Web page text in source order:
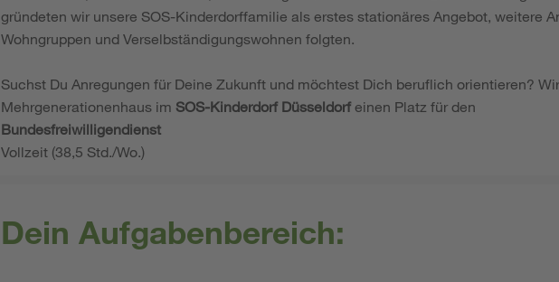
gründeten wir unsere SOS-Kinderdorffamilie als erstes stationäres Angebot, weitere
Wohngruppen und Verselbständigungswohnen folgten.
Suchst Du Anregungen für Deine Zukunft und möchtest Dich beruflich orientieren?
Mehrgenerationenhaus im SOS-Kinderdorf Düsseldorfeinen Platz für den
Bundesfreiwilligendienst
Vollzeit (38,5 Std./Wo.)
Dein Aufgabenbereich: